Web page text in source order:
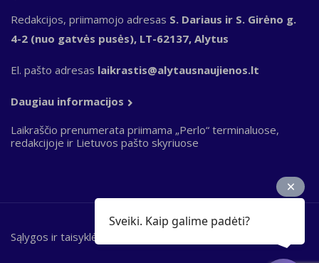
Redakcijos, priimamojo adresas S. Dariaus ir S. Girėno g.
4-2 (nuo gatvės pusės), LT-62137, Alytus
El. pašto adresas laikrastis@alytausnaujienos.lt
Daugiau informacijos
Laikraščio prenumerata priimama „Perlo“ terminaluose,
redakcijoje ir Lietuvos pašto skyriuose
Bottom
Sąlygos ir taisyklės
Sveiki. Kaip galime padėti?